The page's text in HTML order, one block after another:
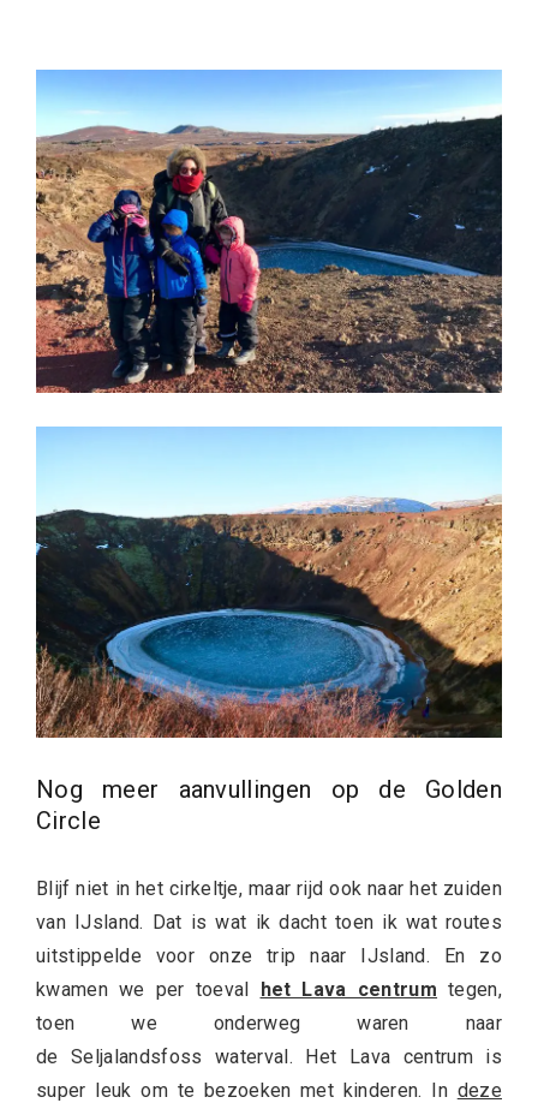
Nog meer aanvullingen op de Golden
Circle
Blijf niet in het cirkeltje, maar rijd ook naar het zuiden
van IJsland. Dat is wat ik dacht toen ik wat routes
uitstippelde voor onze trip naar IJsland. En zo
kwamen we per toeval het Lava centrum tegen,
toen we onderweg waren naar
de Seljalandsfoss waterval. Het Lava centrum is
super leuk om te bezoeken met kinderen. In deze